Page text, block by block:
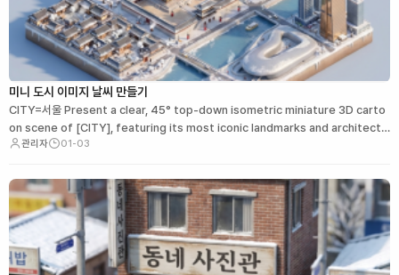
미니 도시 이미지 날씨 만들기
CITY=서울 Present a clear, 45° top-down isometric miniature 3D carto
on scene of [CITY], featuring its most iconic landmarks and architectu
ral elements. …
관리자 01-03